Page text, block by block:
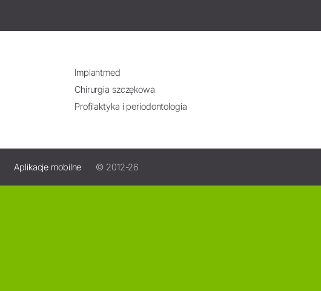
Implantmed
Chirurgia szczękowa
Profilaktyka i periodontologia
Aplikacje mobilne © 2012-26